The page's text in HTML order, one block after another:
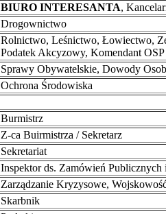
BIURO INTERESANTA,
Drogownictwo
Rolnictwo, Leśnictwo, Łowiectwo,
Podatek Akcyzowy, Komendant OSP
Sprawy Obywatelskie, Dowody
Ochrona Środowiska
Burmistrz
Z-ca Buirmistrza / Sekretarz
Sekretariat
Inspektor ds. Zamówień
Zarządzanie Kryzysowe,
Skarbnik